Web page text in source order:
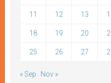
11 12 13
18 19 20
25 26 27
« Sep Nov »